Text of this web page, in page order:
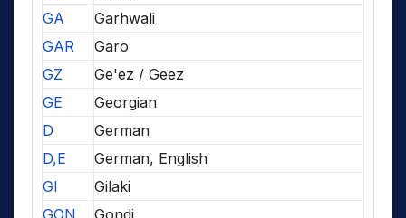
GA
Garhwali
GAR
Garo
GZ
Ge'ez / Geez
GE
Georgian
D
German
D,E
German, English
GI
Gilaki